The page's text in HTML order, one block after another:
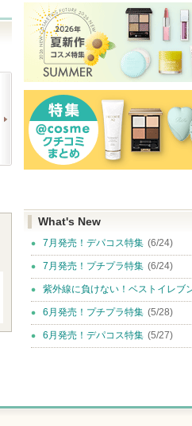
アデノバイタル スカル
プ パワーショット
サブリミック
夢みる ポアクリ
オイル
ロゼット
グサイトへ
What's New
7月発売！デパコス特集 (6/24)
7月発売！プチプラ特集 (6/24)
紫外線に負けない！ベストイレブ
6月発売！プチプラ特集 (5/28)
6月発売！デパコス特集 (5/27)